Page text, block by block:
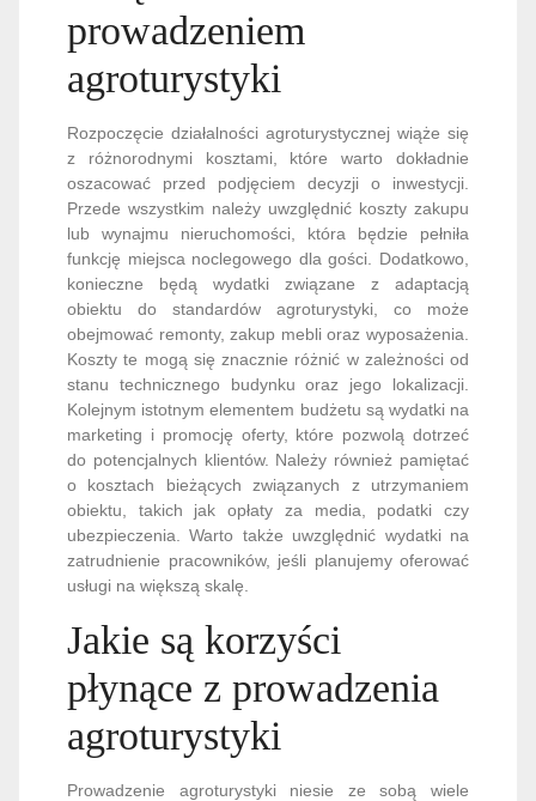
prowadzeniem
agroturystyki
Rozpoczęcie działalności agroturystycznej wiąże się
z różnorodnymi kosztami, które warto dokładnie
oszacować przed podjęciem decyzji o inwestycji.
Przede wszystkim należy uwzględnić koszty zakupu
lub wynajmu nieruchomości, która będzie pełniła
funkcję miejsca noclegowego dla gości. Dodatkowo,
konieczne będą wydatki związane z adaptacją
obiektu do standardów agroturystyki, co może
obejmować remonty, zakup mebli oraz wyposażenia.
Koszty te mogą się znacznie różnić w zależności od
stanu technicznego budynku oraz jego lokalizacji.
Kolejnym istotnym elementem budżetu są wydatki na
marketing i promocję oferty, które pozwolą dotrzeć
do potencjalnych klientów. Należy również pamiętać
o kosztach bieżących związanych z utrzymaniem
obiektu, takich jak opłaty za media, podatki czy
ubezpieczenia. Warto także uwzględnić wydatki na
zatrudnienie pracowników, jeśli planujemy oferować
usługi na większą skalę.
Jakie są korzyści
płynące z prowadzenia
agroturystyki
Prowadzenie agroturystyki niesie ze sobą wiele